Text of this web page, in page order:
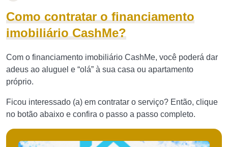
Como contratar o financiamento
imobiliário CashMe?
Com o financiamento imobiliário CashMe, você poderá dar
adeus ao aluguel e “olá” à sua casa ou apartamento
próprio.
Ficou interessado (a) em contratar o serviço? Então, clique
no botão abaixo e confira o passo a passo completo.